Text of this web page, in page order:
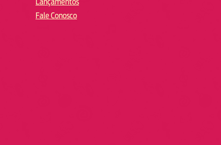
Fale Conosco